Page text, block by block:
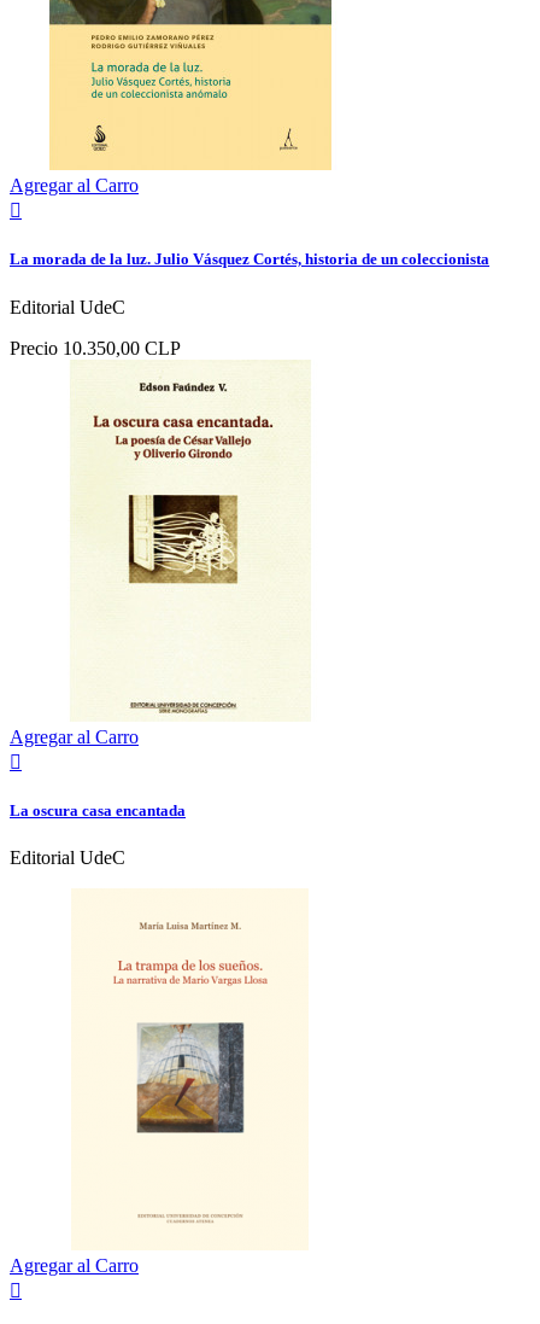
Agregar al Carro

La morada de la luz. Julio Vásquez Cortés, historia de un coleccionista
Editorial UdeC
Precio 10.350,00 CLP
Agregar al Carro

La oscura casa encantada
Editorial UdeC
Agregar al Carro
